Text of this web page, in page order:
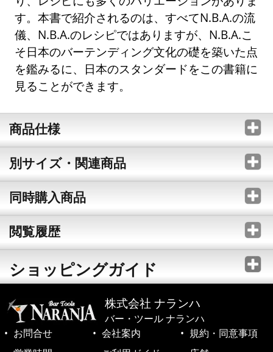
す。本書で紹介されるのは、すべてN.B.A.の流
儀、N.B.A.のレシピではありますが、N.B.A.こ
そ日本のバーテンディング文化の礎を築いた点
を鑑みるに、日本のスタンダードをこの書籍に
見ることができます。
商品仕様
別サイズ・関連商品
同時購入商品
閲覧履歴
ショッピングガイド
株式会社 ナランハ
バー・ツール ナランハ
お問合せ
会社案内
規約・同意事項